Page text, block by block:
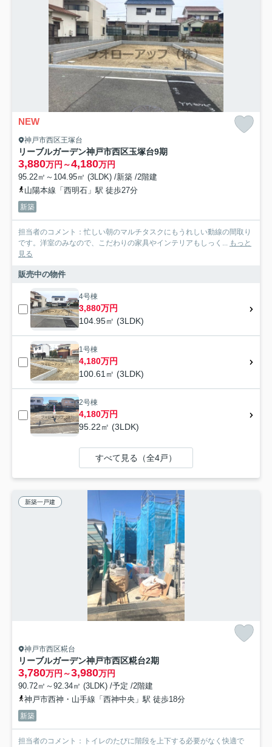
NEW
神戸市西区王塚台
リーブルガーデン神戸市西区玉塚台9期
3,880万円～4,180万円
95.22㎡～104.95㎡ (3LDK) /新築 /2階建
山陽本線「西明石」駅 徒歩27分
新築
担当者のコメント：忙しい朝のマルチタスクにもうれしい動線の間取り
です。洋室のみなので、こだわりの家具やインテリアもしっく... もっと
見る
販売中の物件
4号棟
3,880万円
104.95㎡ (3LDK)
1号棟
4,180万円
100.61㎡ (3LDK)
2号棟
4,180万円
95.22㎡ (3LDK)
すべて見る（全4戸）
新築一戸建
神戸市西区糀台
リーブルガーデン神戸市西区糀台2期
3,780万円～3,980万円
90.72㎡～92.34㎡ (3LDK) /予定 /2階建
神戸市西神・山手線「西神中央」駅 徒歩18分
新築
担当者のコメント：トイレのたびに階段を上下する必要がなく快適で